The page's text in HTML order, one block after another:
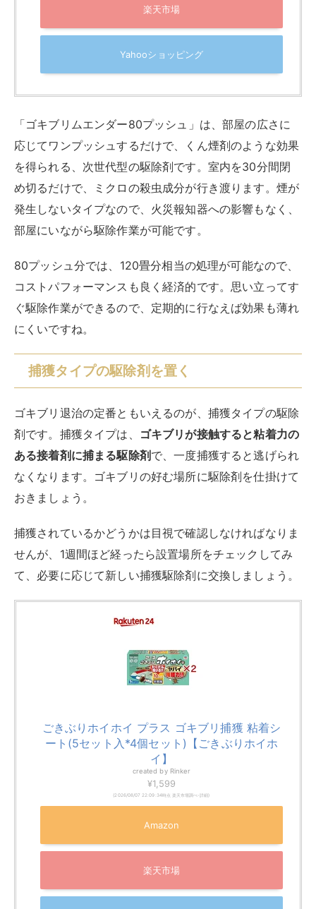
楽天市場
Yahooショッピング
「ゴキブリムエンダー80プッシュ」は、部屋の広さに
応じてワンプッシュするだけで、くん煙剤のような効果
を得られる、次世代型の駆除剤です。室内を30分間閉
め切るだけで、ミクロの殺虫成分が行き渡ります。煙が
発生しないタイプなので、火災報知器への影響もなく、
部屋にいながら駆除作業が可能です。
80プッシュ分では、120畳分相当の処理が可能なので、
コストパフォーマンスも良く経済的です。思い立ってす
ぐ駆除作業ができるので、定期的に行なえば効果も薄れ
にくいですね。
捕獲タイプの駆除剤を置く
ゴキブリ退治の定番ともいえるのが、捕獲タイプの駆除
剤です。捕獲タイプは、
ゴキブリが接触すると粘着力の
ある接着剤に捕まる駆除剤 で、一度捕獲すると逃げられ
なくなります。ゴキブリの好む場所に駆除剤を仕掛けて
おきましょう。
捕獲されているかどうかは目視で確認しなければなりま
せんが、1週間ほど経ったら設置場所をチェックしてみ
て、必要に応じて新しい捕獲駆除剤に交換しましょう。
ごきぶりホイホイ プラス ゴキブリ捕獲 粘着シ
ート(5セット入*4個セット)【ごきぶりホイホ
イ】
created by Rinker
¥1,599
(2026/08/07 22:09:34時点 楽天市場調べ- 詳細)
Amazon
楽天市場